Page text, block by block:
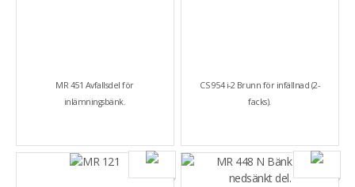
MR 451 Avfallsdel för
inlämningsbänk.
CS 954 i-2 Brunn för infällnad (2-
facks).